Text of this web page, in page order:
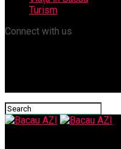
Turism
Connect with us